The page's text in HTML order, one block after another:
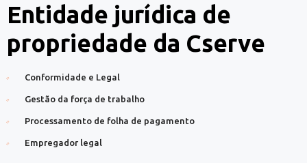
Entidade jurídica de
propriedade da Cserve
Conformidade e Legal
Gestão da força de trabalho
Processamento de folha de pagamento
Empregador legal